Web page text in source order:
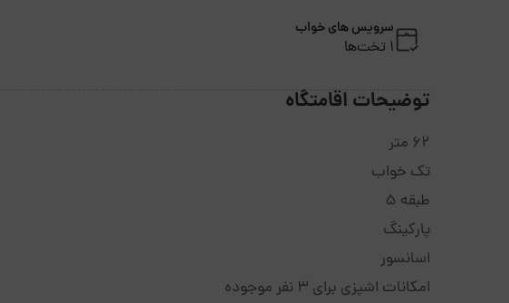
سرویس های خواب
1 تخت‌ها
توضیحات اقامتگاه
62 متر
تک خواب
طبقه 5
پارکینگ
اسانسور
امکانات اشپزی برای 3 نفر موجوده